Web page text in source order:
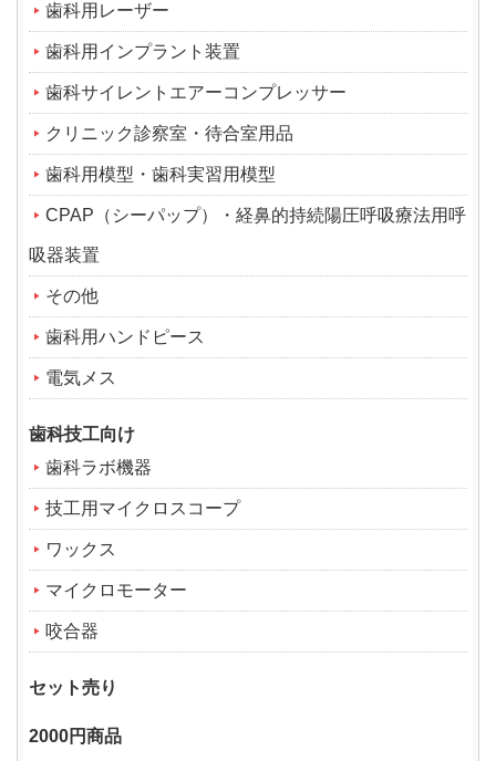
歯科用レーザー
歯科用インプラント装置
歯科サイレントエアーコンプレッサー
クリニック診察室・待合室用品
歯科用模型・歯科実習用模型
CPAP（シーパップ）・経鼻的持続陽圧呼吸療法用呼
吸器装置
その他
歯科用ハンドピース
電気メス
歯科技工向け
歯科ラボ機器
技工用マイクロスコープ
ワックス
マイクロモーター
咬合器
セット売り
2000円商品